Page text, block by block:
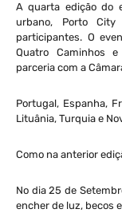
A quarta edição do
urbano, Porto
participantes. O
Quatro Caminhos
parceria com a
Portugal, Espanha,
Lituânia, Turquia e
Como na anterior
No dia 25 de
encher de luz, becos